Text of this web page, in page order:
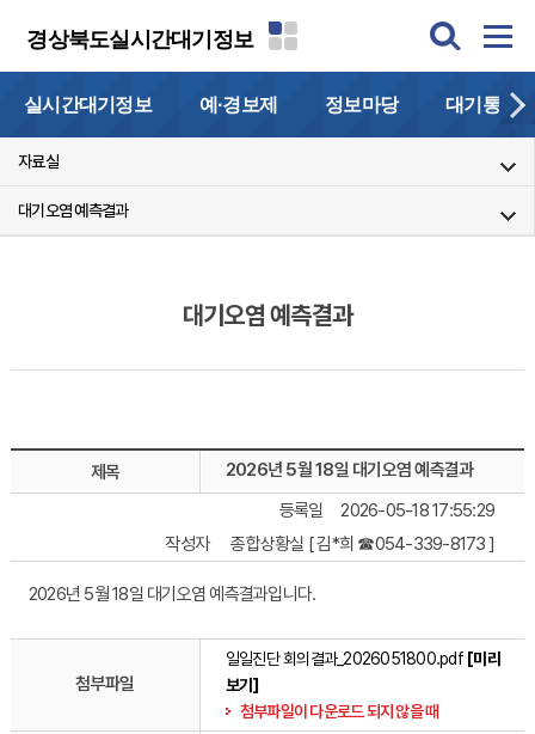
경상북도실시간대기정보
실시간대기정보 예·경보제 정보마당 대기통계
자료실
대기오염 예측결과
대기오염 예측결과
제목
2026년 5월 18일 대기오염 예측결과
등록일
2026-05-18 17:55:29
작성자
종합상황실 [ 김*희 ☎054-339-8173 ]
2026년 5월 18일 대기오염 예측결과입니다.
첨부파일
일일진단 회의결과_2026051800.pdf [미리
보기]
첨부파일이 다운로드 되지 않을 때